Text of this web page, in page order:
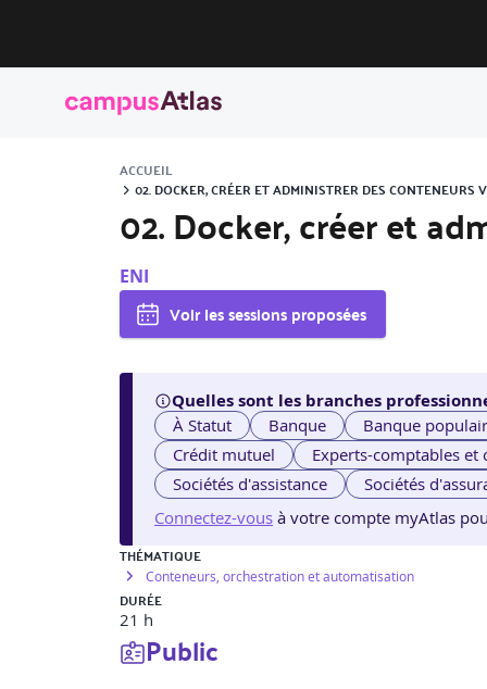
ACCUEIL
02. DOCKER, CRÉER ET ADMINISTRER DES
02. Docker, créer et
ENI
Voir les sessions proposées
Quelles sont les branches
À Statut Banque Banque
Crédit mutuel
Experts-comptables et
Sociétés d'assistance
Sociétés
Connectez-vous à votre compte myAtlas
THÉMATIQUE
Conteneurs, orchestration et automatisation
DURÉE
21 h
Public